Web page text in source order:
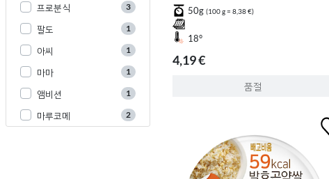
프로분식 3
팔도 1
아씨 1
마마 1
앰비션 1
마루코메 2
50g (100 g = 8,38 €)
18°
4,19 €
품절